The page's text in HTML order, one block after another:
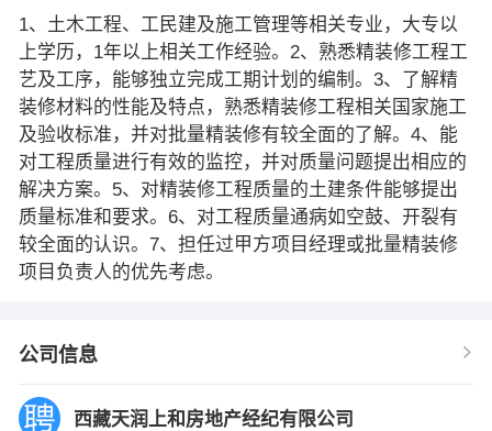
1、土木工程、工民建及施工管理等相关专业，大专以
上学历，1年以上相关工作经验。2、熟悉精装修工程工
艺及工序，能够独立完成工期计划的编制。3、了解精
装修材料的性能及特点，熟悉精装修工程相关国家施工
及验收标准，并对批量精装修有较全面的了解。4、能
对工程质量进行有效的监控，并对质量问题提出相应的
解决方案。5、对精装修工程质量的土建条件能够提出
质量标准和要求。6、对工程质量通病如空鼓、开裂有
较全面的认识。7、担任过甲方项目经理或批量精装修
项目负责人的优先考虑。
公司信息
西藏天润上和房地产经纪有限公司